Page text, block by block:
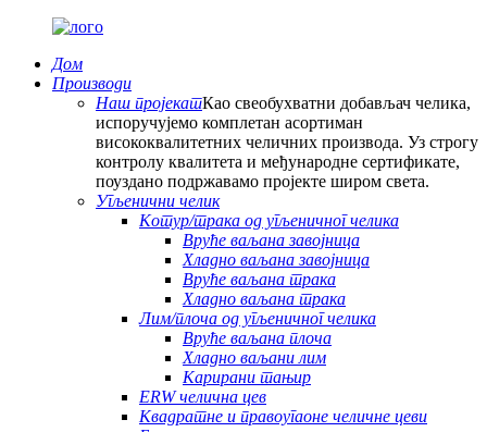
Дом
Производи
Наш пројекатКао свеобухватни добављач челика,
испоручујемо комплетан асортиман
висококвалитетних челичних производа. Уз строгу
контролу квалитета и међународне сертификате,
поуздано подржавамо пројекте широм света.
Угљенични челик
Котур/трака од угљеничног челика
Вруће ваљана завојница
Хладно ваљана завојница
Вруће ваљана трака
Хладно ваљана трака
Лим/плоча од угљеничног челика
Вруће ваљана плоча
Хладно ваљани лим
Карирани тањир
ERW челична цев
Квадратне и правоугаоне челичне цеви